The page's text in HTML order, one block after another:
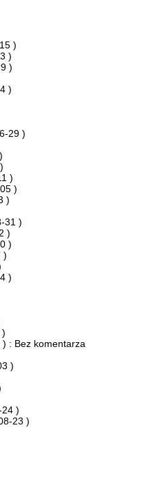
)
)
)
)
29 )
)
)
)
31 )
)
)
)
)
: Bez komentarza
)
)
23 )